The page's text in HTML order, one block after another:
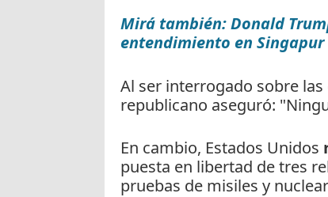
Mirá también: Donald
entendimiento en Singapur
Al ser interrogado sobre
republicano aseguró:
En cambio, Estados Unidos
puesta en libertad de tres
pruebas de misiles y